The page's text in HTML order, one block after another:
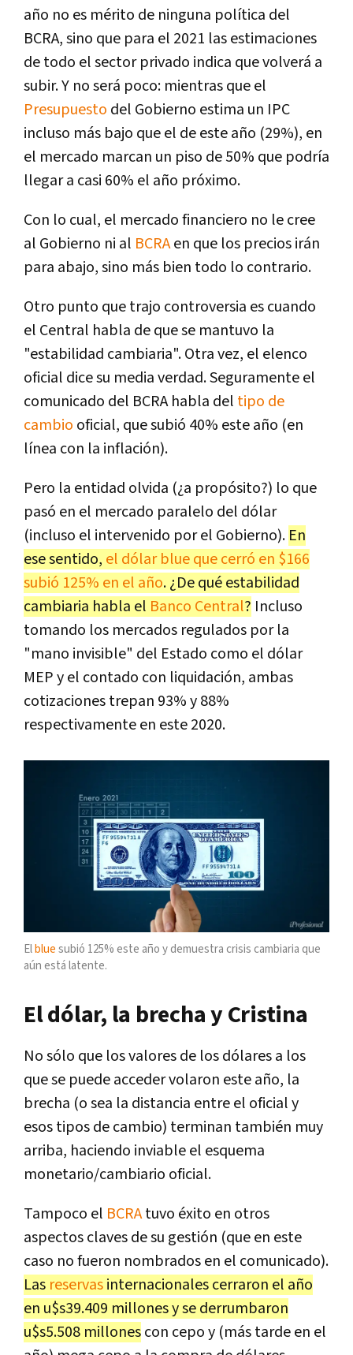
año no es mérito de ninguna política del
BCRA, sino que para el 2021 las estimaciones
de todo el sector privado indica que volverá a
subir. Y no será poco: mientras que el
Presupuesto del Gobierno estima un IPC
incluso más bajo que el de este año (29%), en
el mercado marcan un piso de 50% que podría
llegar a casi 60% el año próximo.
Con lo cual, el mercado financiero no le cree
al Gobierno ni al BCRAen que los precios irán
para abajo, sino más bien todo lo contrario.
Otro punto que trajo controversia es cuando
el Central habla de que se mantuvo la
"estabilidad cambiaria". Otra vez, el elenco
oficial dice su media verdad. Seguramente el
comunicado del BCRA habla del tipo de
cambio oficial, que subió 40% este año (en
línea con la inflación).
Pero la entidad olvida (¿a propósito?) lo que
pasó en el mercado paralelo del dólar
(incluso el intervenido por el Gobierno). En
ese sentido, el dólar blue que cerró en $166
subió 125% en el año. ¿De qué estabilidad
cambiaria habla el Banco Central? Incluso
tomando los mercados regulados por la
"mano invisible" del Estado como el dólar
MEP y el contado con liquidación, ambas
cotizaciones trepan 93% y 88%
respectivamente en este 2020.
Elblue subió 125% este año y demuestra crisis cambiaria que
aún está latente.
El dólar, la brecha y Cristina
No sólo que los valores de los dólares a los
que se puede acceder volaron este año, la
brecha (o sea la distancia entre el oficial y
esos tipos de cambio) terminan también muy
arriba, haciendo inviable el esquema
monetario/cambiario oficial.
Tampoco el BCRAtuvo éxito en otros
aspectos claves de su gestión (que en este
caso no fueron nombrados en el comunicado).
Las reservasinternacionales cerraron el año
en u$s39.409 millones y se derrumbaron
u$s5.508 millonescon cepo y (más tarde en el